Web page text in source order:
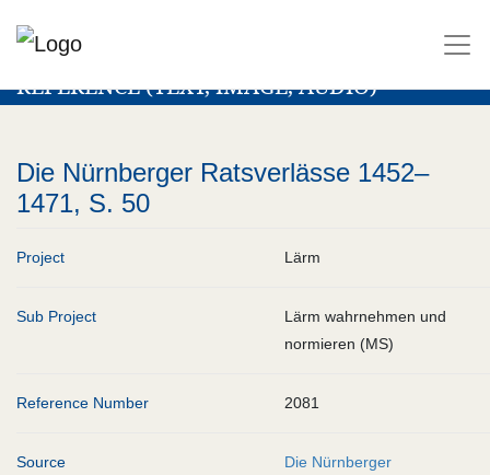
REFERENCE (TEXT, IMAGE, AUDIO)
Die Nürnberger Ratsverlässe 1452–
1471, S. 50
Project Lärm
Sub Project
Lärm wahrnehmen und
normieren (MS)
Reference Number 2081
Source
Die Nürnberger